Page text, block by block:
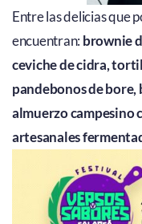
Entre las delicias que
encuentran: brownie
ceviche de cidra,
pandebonos de
almuerzo campesino
artesanales